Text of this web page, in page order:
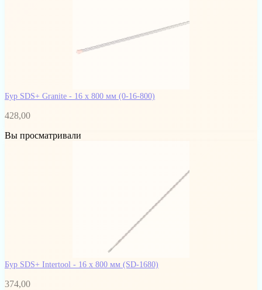
Бур SDS+ Granite - 16 x 800 мм (0-16-800)
428,00
Вы просматривали
Бур SDS+ Intertool - 16 х 800 мм (SD-1680)
374,00